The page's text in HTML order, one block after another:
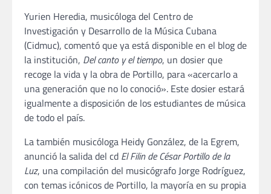
Yurien Heredia, musicóloga del Centro de
Investigación y Desarrollo de la Música Cubana
(Cidmuc), comentó que ya está disponible en el blog de
la institución, Del canto y el tiempo, un dosier que
recoge la vida y la obra de Portillo, para «acercarlo a
una generación que no lo conoció». Este dosier estará
igualmente a disposición de los estudiantes de música
de todo el país.
La también musicóloga Heidy González, de la Egrem,
anunció la salida del cd El Filin de César Portillo de la
Luz, una compilación del musicógrafo Jorge Rodríguez,
con temas icónicos de Portillo, la mayoría en su propia